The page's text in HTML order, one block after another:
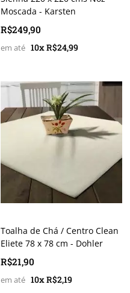
Moscada - Karsten
R$249,90
10x R$24,99
Toalha de Chá / Centro Clean
Eliete 78 x 78 cm - Dohler
R$21,90
10x R$2,19